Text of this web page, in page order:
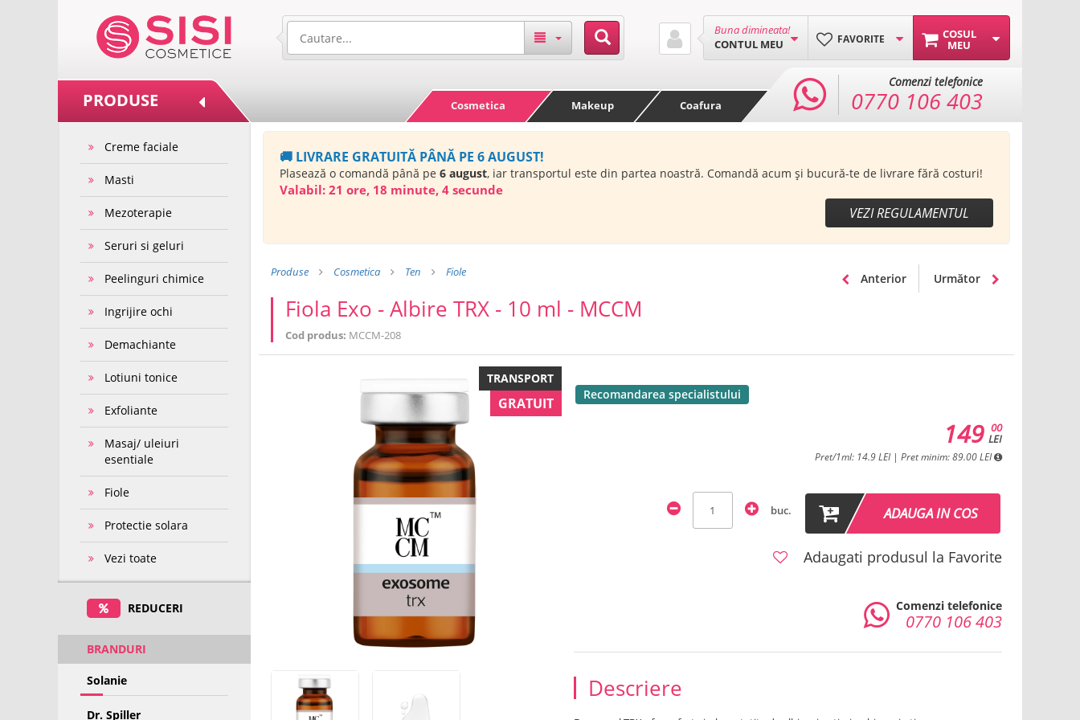
COSUL
MEU
FAVORITE
Buna dimineata!
CONTUL MEU
PRODUSE Cosmetica Makeup Coafura
Comenzi telefonice
0770 106 403
Creme faciale
Masti
Mezoterapie
Seruri si geluri
Peelinguri chimice
Ingrijire ochi
Demachiante
Lotiuni tonice
Exfoliante
Masaj/ uleiuri
esentiale
Fiole
Protectie solara
Vezi toate
REDUCERI
BRANDURI
Solanie
Dr. Spiller
🚚 LIVRARE GRATUITĂ PÂNĂ PE 6 AUGUST!
Plasează o comandă până pe 6 august, iar transportul este din partea noastră. Comandă acum și bucură-te de livrare fără costuri!
Valabil: 21 ore, 18 minute, 3 secunde
VEZI REGULAMENTUL
Produse Cosmetica Ten Fiole
Fiola Exo - Albire TRX - 10 ml - MCCM
Cod produs: MCCM-208
Anterior Următor
TRANSPORT
GRATUIT
Recomandarea specialistului
00
LEI
149
Pret/1ml: 14.9 LEI | Pret minim: 89.00 LEI
buc. ADAUGA IN COS
Adaugati produsul la Favorite
Comenzi telefonice
0770 106 403
Descriere